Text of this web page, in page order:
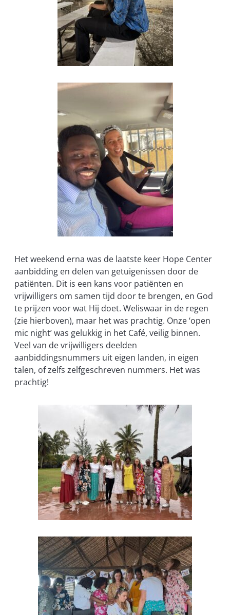
Het weekend erna was de laatste keer Hope Center
aanbidding en delen van getuigenissen door de
patiënten. Dit is een kans voor patiënten en
vrijwilligers om samen tijd door te brengen, en God
te prijzen voor wat Hij doet. Weliswaar in de regen
(zie hierboven), maar het was prachtig. Onze ‘open
mic night’ was gelukkig in het Café, veilig binnen.
Veel van de vrijwilligers deelden
aanbiddingsnummers uit eigen landen, in eigen
talen, of zelfs zelfgeschreven nummers. Het was
prachtig!